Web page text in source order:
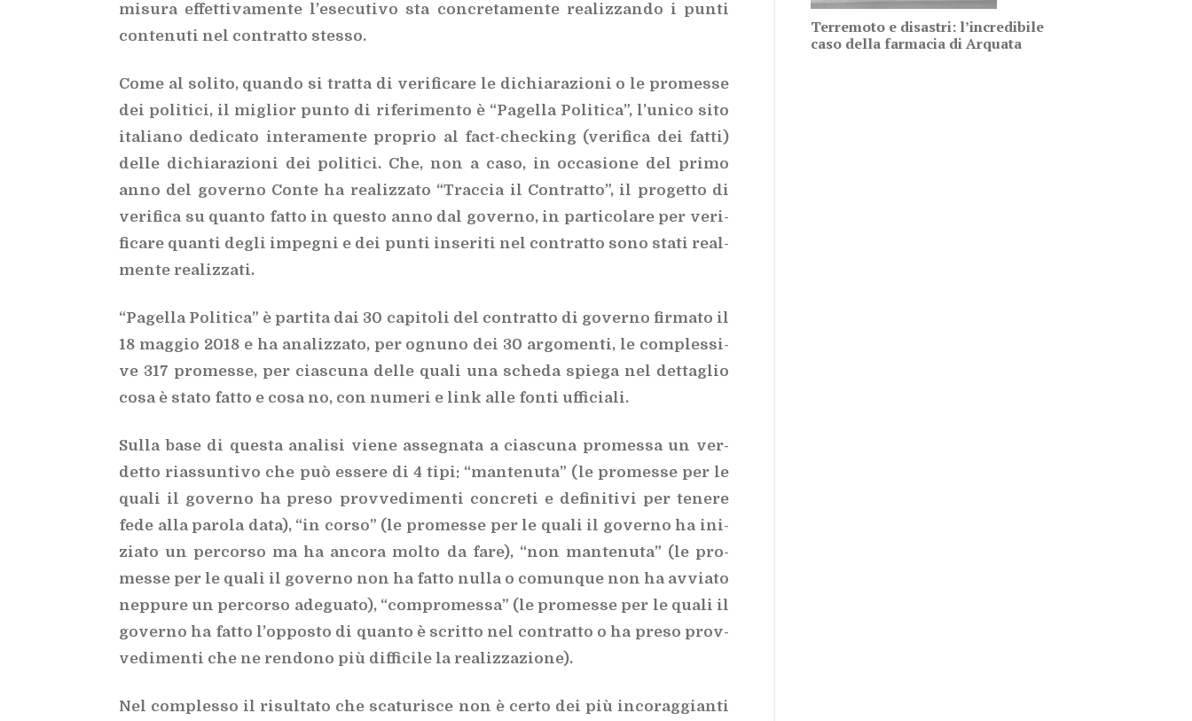
mi­su­ra ef­fet­ti­va­men­te l’e­se­cu­ti­vo sta con­cre­ta­men­te rea­liz­zan­do i pun­ti
con­te­nu­ti nel con­trat­to stes­so.
Come al so­li­to, quan­do si trat­ta di ve­ri­fi­ca­re le di­chia­ra­zio­ni o le pro­mes­se
dei po­li­ti­ci, il mi­glior pun­to di ri­fe­ri­men­to è “Pa­gel­la Po­li­ti­ca”, l’u­ni­co sito
ita­lia­no de­di­ca­to in­te­ra­men­te pro­prio al fact-chec­king (ve­ri­fi­ca dei fat­ti)
del­le di­chia­ra­zio­ni dei po­li­ti­ci. Che, non a caso, in oc­ca­sio­ne del pri­mo
anno del go­ver­no Con­te ha rea­liz­za­to “Trac­cia il Con­trat­to”,il pro­get­to di
ve­ri­fi­ca su quan­to fat­to in que­sto anno dal go­ver­no, in par­ti­co­la­re per ve­ri­
fi­ca­re quan­ti de­gli im­pe­gni e dei pun­ti in­se­ri­ti nel con­trat­to sono sta­ti real­
men­te rea­liz­za­ti.
“Pa­gel­la Po­li­ti­ca” è par­ti­ta dai 30 ca­pi­to­li del con­trat­to di go­ver­no fir­ma­to il
18 mag­gio 2018 e ha ana­liz­za­to, per ognu­no dei 30 ar­go­men­ti, le com­ples­si­
ve 317 pro­mes­se, per cia­scu­na del­le qua­li una sche­da spie­ga nel det­ta­glio
cosa è sta­to fat­to e cosa no, con nu­me­ri e link alle fon­ti uf­fi­cia­li.
Sul­la base di que­sta ana­li­si vie­ne as­se­gna­ta a cia­scu­na pro­mes­sa un ver­
det­to rias­sun­ti­vo che può es­se­re di 4 tipi: “man­te­nu­ta” (le pro­mes­se per le
qua­li il go­ver­no ha pre­so prov­ve­di­men­ti con­cre­ti e de­fi­ni­ti­vi per te­ne­re
fede alla pa­ro­la data), “in cor­so” (le pro­mes­se per le qua­li il go­ver­no ha ini­
zia­to un per­cor­so ma ha an­co­ra mol­to da fare), “non man­te­nu­ta” (le pro­
mes­se per le qua­li il go­ver­no non ha fat­to nul­la o co­mun­que non ha av­via­to
nep­pu­re un per­cor­so ade­gua­to), “com­pro­mes­sa” (le pro­mes­se per le qua­li il
go­ver­no ha fat­to l’op­po­sto di quan­to è scrit­to nel con­trat­to o ha pre­so prov­
ve­di­men­ti che ne ren­do­no più dif­fi­ci­le la rea­liz­za­zio­ne).
Nel com­ples­so il ri­sul­ta­to che sca­tu­ri­sce non è cer­to dei più in­co­rag­gian­ti
Ter­re­mo­to e di­sa­stri: l’in­cre­di­bi­le
caso del­la far­ma­cia di Ar­qua­ta